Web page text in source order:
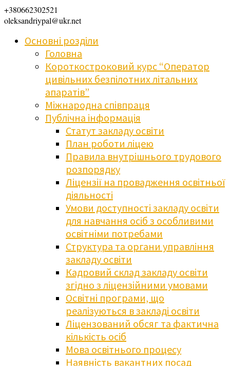
+380662302521
oleksandriypal@ukr.net
Основні розділи
Головна
Короткостроковий курс “Оператор
цивільних безпілотних літальних
апаратів”
Міжнародна співпраця
Публічна інформація
Статут закладу освіти
План роботи ліцею
Правила внутрішнього трудового
розпорядку
Ліцензії на провадження освітньої
діяльності
Умови доступності закладу освіти
для навчання осіб з особливими
освітніми потребами
Структура та органи управління
закладу освіти
Кадровий склад закладу освіти
згідно з ліцензійними умовами
Освітні програми, що
реалізуються в закладі освіти
Ліцензований обсяг та фактична
кількість осіб
Мова освітнього процесу
Наявність вакантних посад